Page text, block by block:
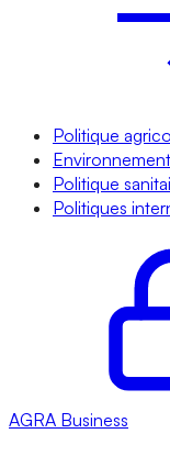
Politique
Environnement
Politique
Politiques
AGRA Business